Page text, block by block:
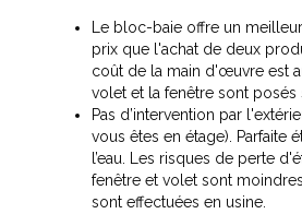
Le bloc-baie offre un
prix que l'achat de deux
coût de la main d'œuvre est
volet et la fenêtre sont posés
Pas d’intervention par
vous êtes en étage). Parfaite
l’eau. Les risques de perte
fenêtre et volet sont
sont effectuées en usine.